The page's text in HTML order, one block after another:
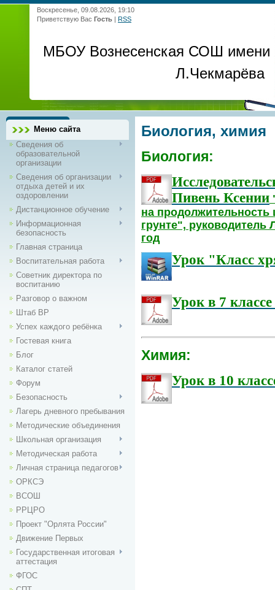
Воскресенье, 09.08.2026, 19:10
Приветствую Вас Гость | RSS
МБОУ Вознесенская СОШ имени
Л.Чекмарёва
Меню сайта
Сведения об
образовательной
организации
Сведения об организации
отдыха детей и их
оздоровлении
Дистанционное обучение
Информационная
безопасность
Главная страница
Воспитательная работа
Советник директора по
воспитанию
Разговор о важном
Штаб ВР
Успех каждого ребёнка
Гостевая книга
Блог
Каталог статей
Форум
Безопасность
Лагерь дневного пребывания
Методические объединения
Школьная организация
Методическая работа
Личная страница педагогов
ОРКСЭ
ВСОШ
РРЦРО
Проект "Орлята России"
Движение Первых
Государственная итоговая
аттестация
ФГОС
Биология, химия
Биология:
Пивень Ксении
на продолжительность
грунте", руководитель
год
Урок "Класс
Урок в 7
Химия:
Урок в 10